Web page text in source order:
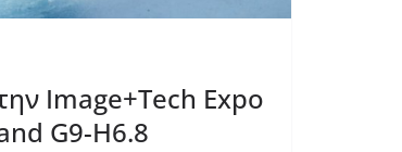
Image+Tech Expo
G9-H6.8